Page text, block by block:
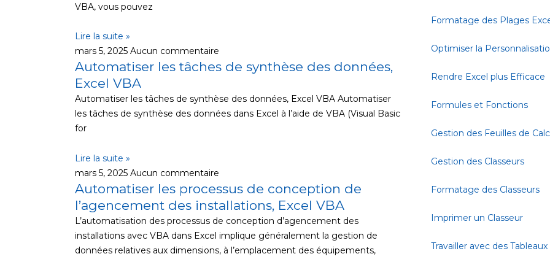
VBA, vous pouvez
Lire la suite »
mars 5, 2025 Aucun commentaire
Automatiser les tâches de synthèse des données,
Excel VBA
Automatiser les tâches de synthèse des données, Excel VBA Automatiser
les tâches de synthèse des données dans Excel à l’aide de VBA (Visual Basic
for
Lire la suite »
mars 5, 2025 Aucun commentaire
Automatiser les processus de conception de
l’agencement des installations, Excel VBA
L’automatisation des processus de conception d’agencement des
installations avec VBA dans Excel implique généralement la gestion de
données relatives aux dimensions, à l’emplacement des équipements,
Formatage des Plages
Optimiser la
Rendre Excel plus Efficace
Formules et Fonctions
Gestion des Feuilles de
Gestion des Classeurs
Formatage des Classeurs
Imprimer un Classeur
Travailler avec des Tableaux